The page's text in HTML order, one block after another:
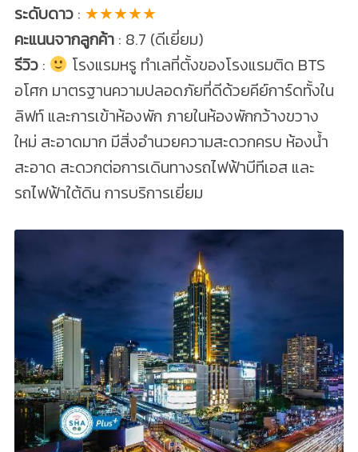
ระดับดาว: ★★★★★
คะแนนจากลูกค้า: 8.7 (ดีเยี่ยม)
รีวิว:
โรงแรมหรู ทำเลที่ตั้งของโรงแรมติด BTS
อโศก มาตรฐานความปลอดภัยที่ดีด้วยคีย์การ์ดทั้งใน
ลิฟท์ และการเข้าห้องพัก ภายในห้องพักกว้างขวาง
ใหม่ สะอาดมาก มีสิ่งอำนวยความสะดวกครบ ห้องน้ำ
สะอาด สะดวกต่อการเดินทางรถไฟฟ้าบีทีเอส และ
รถไฟฟ้าใต้ดิน การบริการเยี่ยม